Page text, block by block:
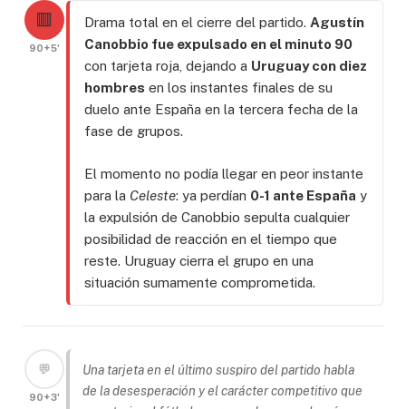
🟥
90+5'
Drama total en el cierre del partido. Agustín
Canobbio fue expulsado en el minuto 90
con tarjeta roja, dejando a Uruguay con diez
hombres en los instantes finales de su
duelo ante España en la tercera fecha de la
fase de grupos.
El momento no podía llegar en peor instante
para la Celeste: ya perdían 0-1 ante España y
la expulsión de Canobbio sepulta cualquier
posibilidad de reacción en el tiempo que
reste. Uruguay cierra el grupo en una
situación sumamente comprometida.
💬
90+3'
Una tarjeta en el último suspiro del partido habla
de la desesperación y el carácter competitivo que